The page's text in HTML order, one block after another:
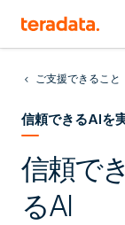
ご支援できること
信頼できるAIを
信頼で
るAI